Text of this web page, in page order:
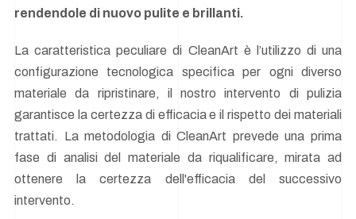
rendendole di nuovo pulite e brillanti.
La caratteristica peculiare di CleanArt è l’utilizzo di una
configurazione tecnologica specifica per ogni diverso
materiale da ripristinare, il nostro intervento di pulizia
garantisce la certezza di efficacia e il rispetto dei materiali
trattati. La metodologia di CleanArt prevede una prima
fase di analisi del materiale da riqualificare, mirata ad
ottenere la certezza dell'efficacia del successivo
intervento.